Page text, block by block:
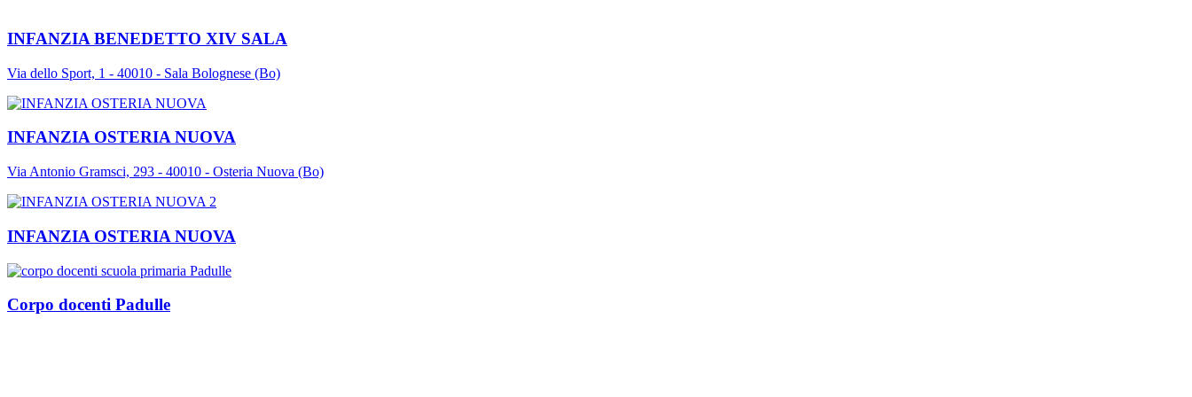
INFANZIA BENEDETTO XIV SALA
Via dello Sport, 1 - 40010 - Sala Bolognese (Bo)
INFANZIA OSTERIA NUOVA
Via Antonio Gramsci, 293 - 40010 - Osteria Nuova (Bo)
INFANZIA OSTERIA NUOVA
Corpo docenti Padulle